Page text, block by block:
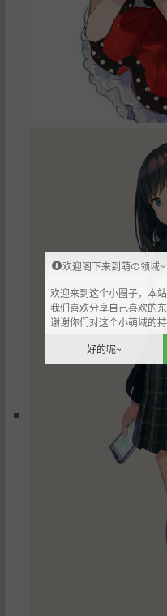
欢迎阁下来到萌の领域~
欢迎来到这个小圈子，本
我们喜欢分享自己喜欢的
谢谢你们对这个小萌域的
好的呢~